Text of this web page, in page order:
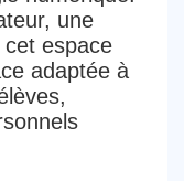
une
espace
adaptée à